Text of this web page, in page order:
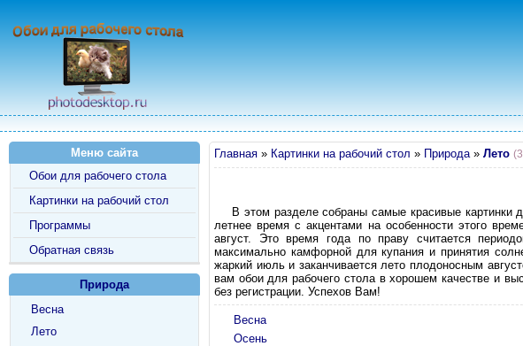
Главная » Картинки на рабочий стол » Природа» Лето
В этом разделе собраны самые красивые картинки
летнее время с акцентами на особенности этого
август. Это время года по праву считается
максимально камфорной для купания и принятия
жаркий июль и заканчивается лето плодоносным
вам обои для рабочего стола в хорошем качестве и
без регистрации. Успехов Вам!
Весна
Осень
Меню сайта
Обои для рабочего стола
Картинки на рабочий стол
Программы
Обратная связь
Природа
Весна
Лето